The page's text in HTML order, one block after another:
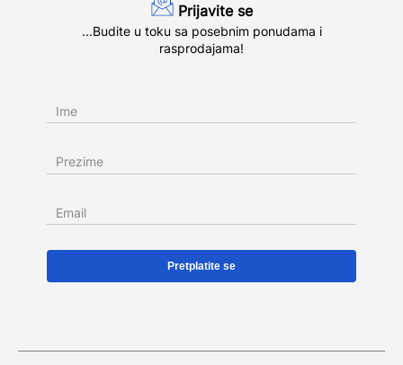
Prijavite se
...Budite u toku sa posebnim ponudama i
rasprodajama!
Ime
Prezime
Email